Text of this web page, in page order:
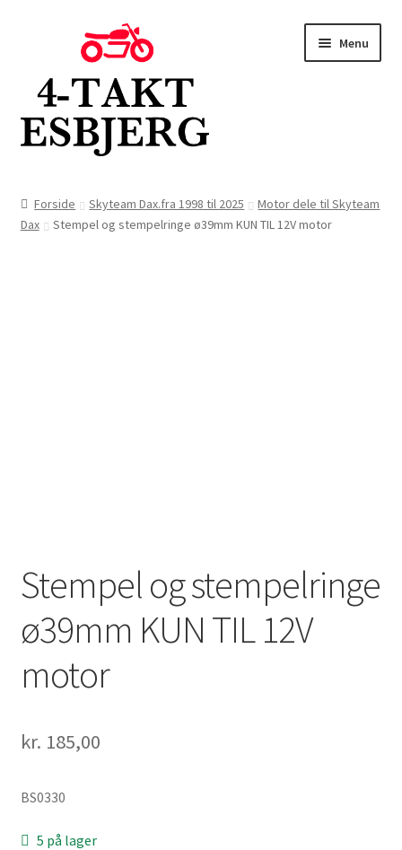
navigation
indhold
Menu
Butik
Forside Skyteam Dax.fra 1998 til 2025
Motor dele til Skyteam
Dax
Stempel og stempelringe ø39mm KUN TIL 12V motor
Stempel og stempelringe
ø39mm KUN TIL 12V
motor
kr. 185,00
BS0330
5 på lager